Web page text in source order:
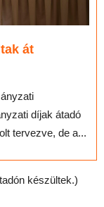
át
díjak átadó
tervezve, de a...
készültek.)